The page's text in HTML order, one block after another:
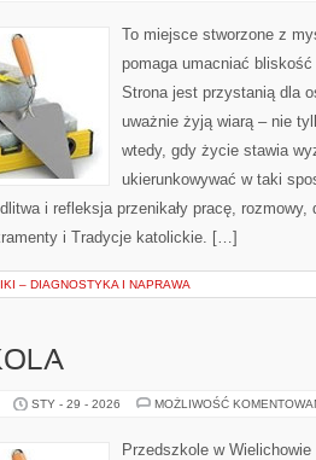
To miejsce stworzone z
pomaga umacniać
Strona jest przystanią dla
uważnie żyją wiarą – nie
wtedy, gdy życie stawia
ukierunkowywać w taki
i refleksja przenikały pracę,
i Tradycje katolickie. […]
– DIAGNOSTYKA I NAPRAWA
STY - 29 - 2026 MOŻLIWOŚĆ
Przedszkole w